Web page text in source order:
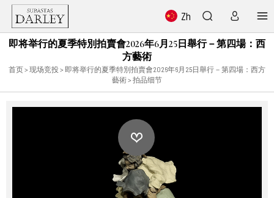
Zh
即将举行的夏季特別拍賣會2026年6月25日舉行－第四場：西
方藝術
首页> 现场竞投 > 即将举行的夏季特別拍賣會2026年6月25日舉行－第四場：西方
藝術> 拍品细节